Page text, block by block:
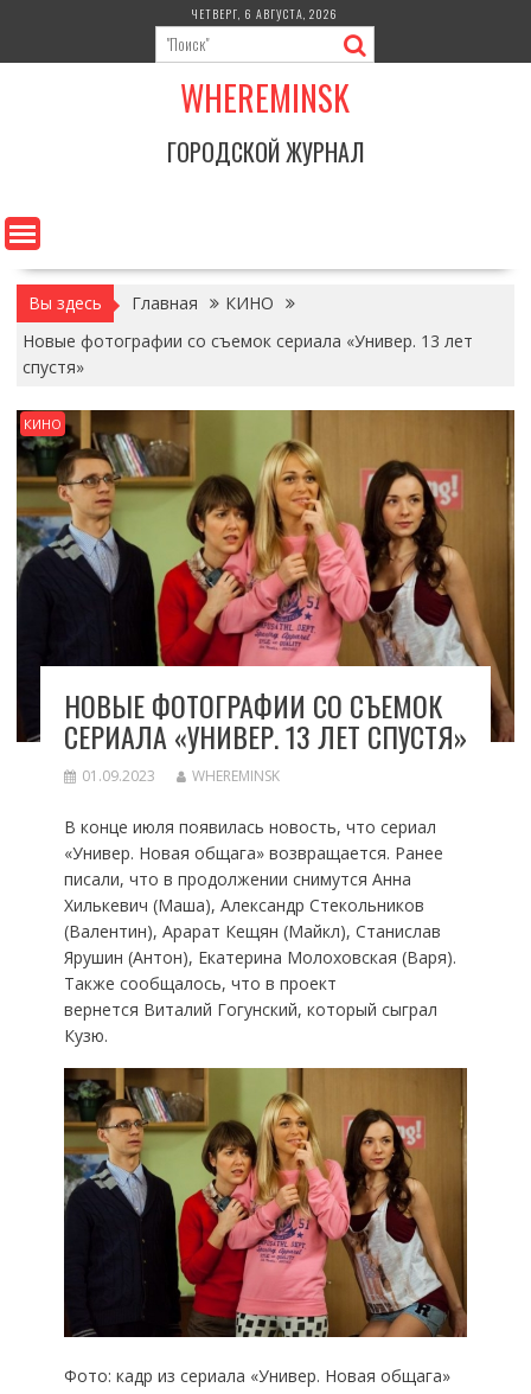
содержимому
ЧЕТВЕРГ, 6 АВГУСТА, 2026
WHEREMINSK
ГОРОДСКОЙ ЖУРНАЛ
Вы здесь Главная
КИНО
Новые фотографии со съемок сериала «Универ. 13 лет
спустя»
КИНО
НОВЫЕ ФОТОГРАФИИ СО СЪЕМОК
СЕРИАЛА «УНИВЕР. 13 ЛЕТ СПУСТЯ»
01.09.2023 WHEREMINSK
В конце июля появилась новость, что сериал
«Универ. Новая общага» возвращается. Ранее
писали, что в продолжении снимутся Анна
Хилькевич (Маша), Александр Стекольников
(Валентин), Арарат Кещян (Майкл), Станислав
Ярушин (Антон), Екатерина Молоховская (Варя).
Также сообщалось, что в проект
вернется Виталий Гогунский, который сыграл
Кузю.
Фото: кадр из сериала «Универ. Новая общага»